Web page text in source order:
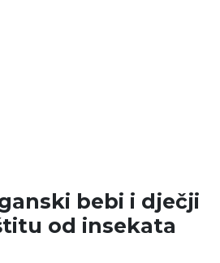
bebi i dječji
od insekata